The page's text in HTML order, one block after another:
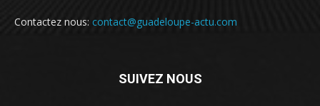
Contactez nous: contact@guadeloupe-actu.com
SUIVEZ NOUS